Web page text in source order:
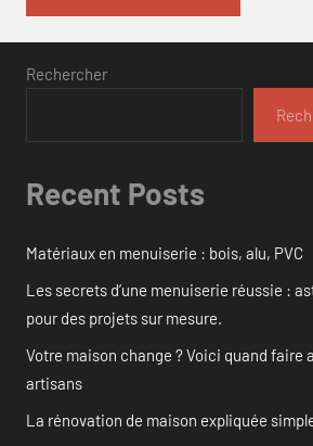
Rechercher
Recent Posts
Matériaux en menuiserie : bois, alu, PVC
Les secrets d’une menuiserie réussie :
pour des projets sur mesure.
Votre maison change ? Voici quand faire
artisans
La rénovation de maison expliquée